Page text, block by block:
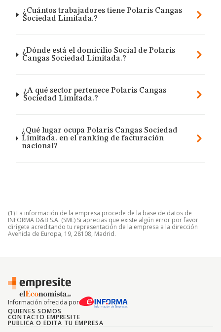
¿Cuántos trabajadores tiene Polaris Cangas
Sociedad Limitada.?
¿Dónde está el domicilio Social de Polaris
Cangas Sociedad Limitada.?
¿A qué sector pertenece Polaris Cangas
Sociedad Limitada.?
¿Qué lugar ocupa Polaris Cangas Sociedad
Limitada. en el ranking de facturación
nacional?
(1) La información de la empresa procede de la base de datos de
INFORMA D&B S.A. (SME) Si aprecias que existe algún error por favor
dirígete acreditando tu representación de la empresa a la dirección
Avenida de Europa, 19, 28108, Madrid.
Información ofrecida por
QUIENES SOMOS
CONTACTO EMPRESITE
PUBLICA O EDITA TU EMPRESA